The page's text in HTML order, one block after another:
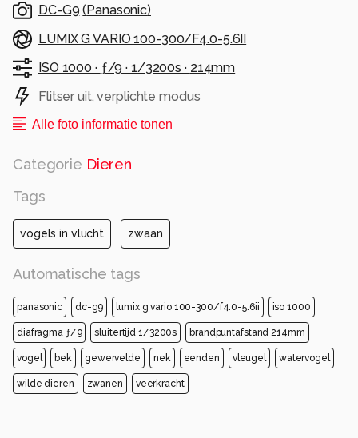
DC-G9 ( Panasonic)
LUMIX G VARIO 100-300/F4.0-5.6II
ISO 1000 · ƒ/9 · 1/3200s · 214mm
Flitser uit, verplichte modus
Alle foto informatie tonen
Categorie Dieren
Tags
vogels in vlucht zwaan
Automatische tags
panasonic dc-g9 lumix g vario 100-300/f4.0-5.6ii iso 1000
diafragma ƒ/9 sluitertijd 1/3200s brandpuntafstand 214mm
vogel bek gewervelde nek eenden vleugel watervogel
wilde dieren zwanen veerkracht